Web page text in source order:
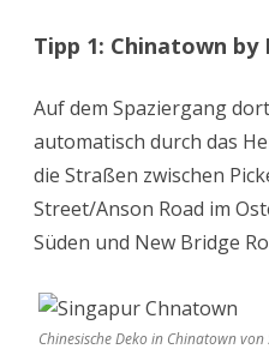
Tipp 1: Chinatown by
Auf dem Spaziergang
automatisch durch das
die Straßen zwischen
Street/Anson Road im
Süden und New Bridge
Chinesische Deko in Chinatown